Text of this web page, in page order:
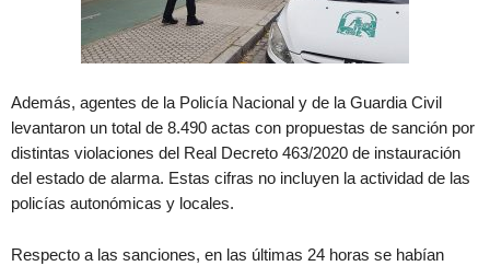
Además, agentes de la Policía Nacional y de la Guardia Civil
levantaron un total de 8.490 actas con propuestas de sanción por
distintas violaciones del Real Decreto 463/2020 de instauración
del estado de alarma. Estas cifras no incluyen la actividad de las
policías autonómicas y locales.
Respecto a las sanciones, en las últimas 24 horas se habían